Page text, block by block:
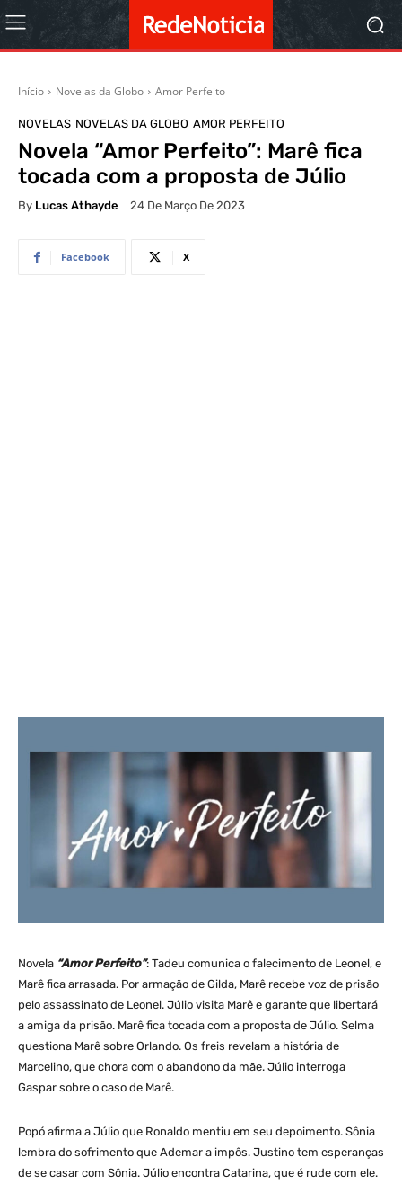
Início Novelas da Globo Amor Perfeito
NOVELAS NOVELAS DA GLOBO AMOR PERFEITO
Novela “Amor Perfeito”: Marê fica
tocada com a proposta de Júlio
By Lucas Athayde 24 De Março De 2023
Facebook X
Novela “Amor Perfeito”: Tadeu comunica o falecimento de Leonel, e
Marê fica arrasada. Por armação de Gilda, Marê recebe voz de prisão
pelo assassinato de Leonel. Júlio visita Marê e garante que libertará
a amiga da prisão. Marê fica tocada com a proposta de Júlio. Selma
questiona Marê sobre Orlando. Os freis revelam a história de
Marcelino, que chora com o abandono da mãe. Júlio interroga
Gaspar sobre o caso de Marê.
Popó afirma a Júlio que Ronaldo mentiu em seu depoimento. Sônia
lembra do sofrimento que Ademar a impôs. Justino tem esperanças
de se casar com Sônia. Júlio encontra Catarina, que é rude com ele.